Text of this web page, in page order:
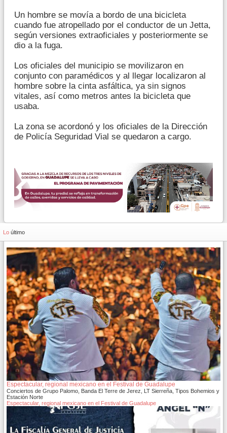
Un hombre se movía a bordo de una bicicleta
cuando fue atropellado por el conductor de un Jetta,
según versiones extraoficiales y posteriormente se
dio a la fuga.
Los oficiales del municipio se movilizaron en
conjunto con paramédicos y al llegar localizaron al
hombre sobre la cinta asfáltica, ya sin signos
vitales, así como metros antes la bicicleta que
usaba.
La zona se acordonó y los oficiales de la Dirección
de Policía Seguridad Vial se quedaron a cargo.
Lo último
Espectacular, regional mexicano en el Festival de Guadalupe
Conciertos de Grupo Palomo, Banda El Terre de Jerez, LT Sierreña, Tipos Bohemios y
Estación Norte
Espectacular, regional mexicano en el Festival de Guadalupe